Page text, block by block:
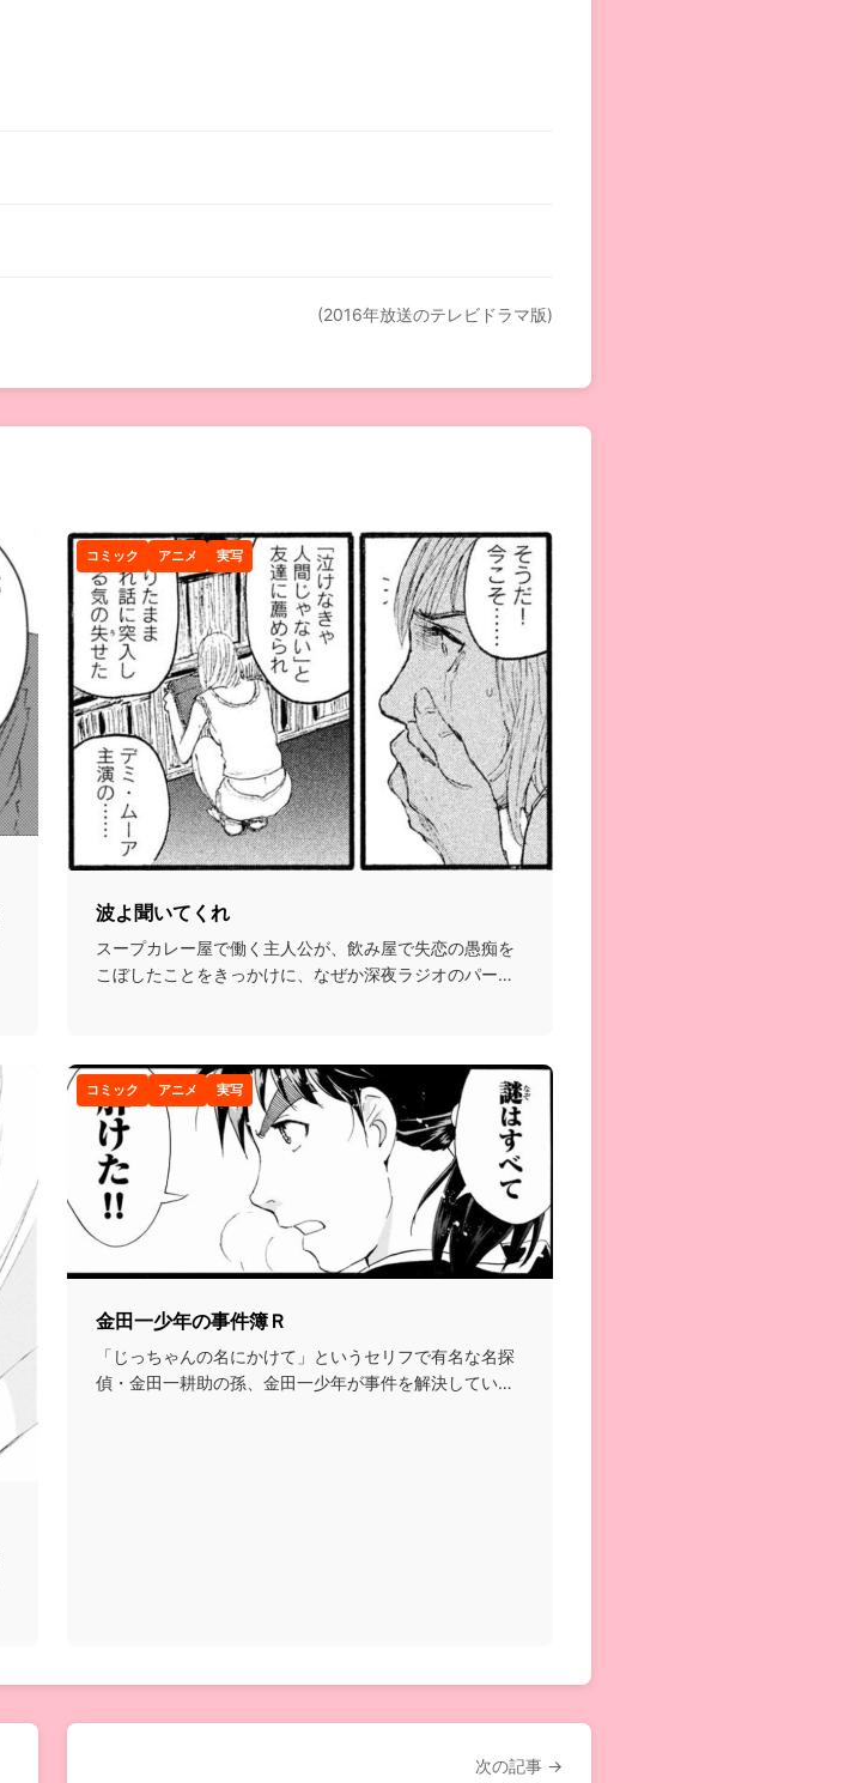
(2016年放送のテレビドラマ版)
コミック アニメ 実写
波よ聞いてくれ
スープカレー屋で働く主人公が、飲み屋で失恋の愚痴を
こぼしたことをきっかけに、なぜか深夜ラジオのパーソ
コミック アニメ 実写
金田一少年の事件簿Ｒ
「じっちゃんの名にかけて」というセリフで有名な名探
偵・金田一耕助の孫、金田一少年が事件を解決していく
次の記事 →